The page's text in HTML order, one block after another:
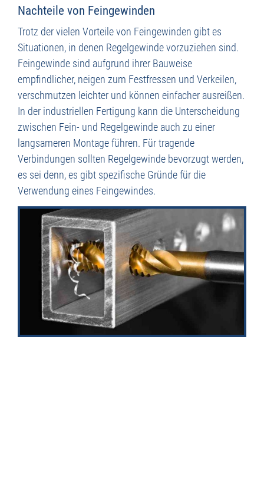
Nachteile von Feingewinden
Trotz der vielen Vorteile von Feingewinden gibt es
Situationen, in denen Regelgewinde vorzuziehen sind.
Feingewinde sind aufgrund ihrer Bauweise
empfindlicher, neigen zum Festfressen und Verkeilen,
verschmutzen leichter und können einfacher ausreißen.
In der industriellen Fertigung kann die Unterscheidung
zwischen Fein- und Regelgewinde auch zu einer
langsameren Montage führen. Für tragende
Verbindungen sollten Regelgewinde bevorzugt werden,
es sei denn, es gibt spezifische Gründe für die
Verwendung eines Feingewindes.